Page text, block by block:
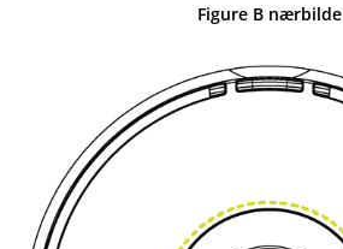
Figure B nærbilde